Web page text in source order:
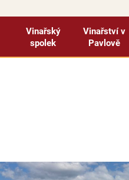
Vinařský
spolek
Vinařství v
Pavlově